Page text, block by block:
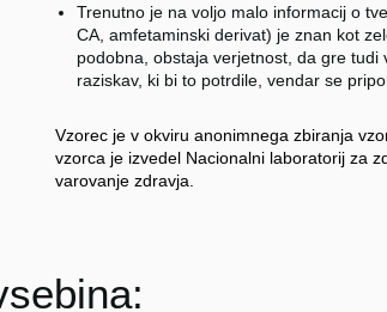
Trenutno je na voljo malo informacij o
CA, amfetaminski derivat) je znan kot
podobna, obstaja verjetnost, da gre
raziskav, ki bi to potrdile, vendar se
Vzorec je v okviru anonimnega zbiranja
vzorca je izvedel Nacionalni laboratorij za
varovanje zdravja.